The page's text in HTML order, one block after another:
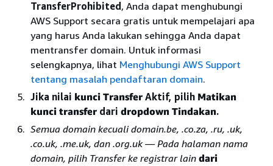
TransferProhibited , Anda dapat menghubungi
AWS Support secara gratis untuk mempelajari apa
yang harus Anda lakukan sehingga Anda dapat
mentransfer domain. Untuk informasi
selengkapnya, lihat Menghubungi AWS Support
tentang masalah pendaftaran domain.
Jika nilai kunci Transfer Aktif, pilih Matikan
kunci transfer dari dropdown Tindakan.
Semua domain kecuali domain.be, .co.za, .ru, .uk,
.co.uk, .me.uk, dan .org.uk — Pada halaman nama
domain, pilih Transfer ke registrar lain dari